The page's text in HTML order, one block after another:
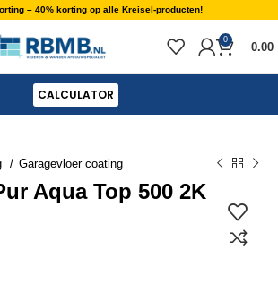
– 40% korting op alle Kreisel-producten!
0
0.00
CALCULATOR
Garagevloer coating
Aqua Top 500 2K